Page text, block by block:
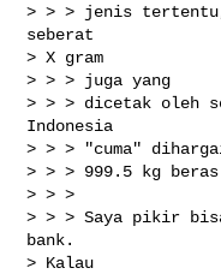
> > > jenis tertentu,
seberat
> X gram
> > > juga yang
> > > dicetak oleh
Indonesia
> > > "cuma"
> > > 999.5 kg beras
> > >
> > > Saya pikir
bank.
> Kalau